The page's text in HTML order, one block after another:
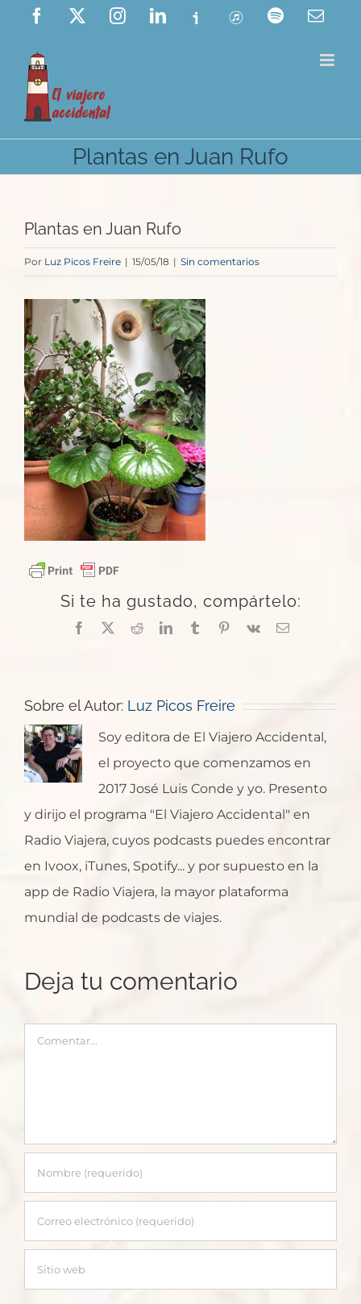
Saltar
contenido
Facebook InstagramLinkedIn
Ivoox ITunes Spotify
Plantas en Juan Rufo
Plantas en Juan Rufo
Por Luz Picos Freire | 15/05/18 | Sin comentarios
Si te ha gustado, compártelo:
Facebook
X RedditLinkedInTumblrPinterest
Vk
Correo
Sobre el Autor: Luz Picos Freire
Soy editora de El Viajero Accidental,
el proyecto que comenzamos en
2017 José Luis Conde y yo. Presento
y dirijo el programa "El Viajero Accidental" en
Radio Viajera, cuyos podcasts puedes encontrar
en Ivoox, iTunes, Spotify... y por supuesto en la
app de Radio Viajera, la mayor plataforma
mundial de podcasts de viajes.
Deja tu comentario
Comentar